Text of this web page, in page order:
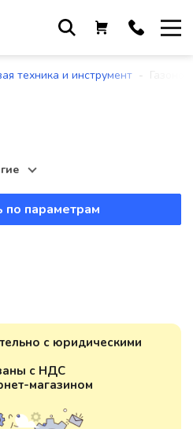
понедельника по пятницу
вопросам
t.by
пом. 38, оф. №1
техника и инструмент -
с юридическими
с НДС
магазином
по параметрам